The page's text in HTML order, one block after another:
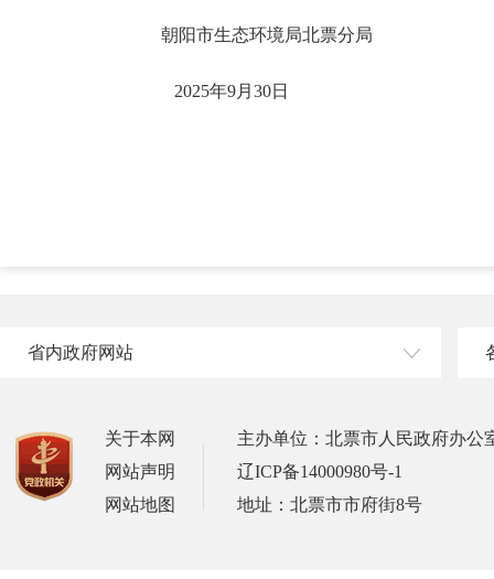
朝阳市生态环境局北票分局
2025年9月30日
省内政府网站
关于本网
网站声明
网站地图
主办单位：北票市人民政府办公
辽ICP备14000980号-1
地址：北票市市府街8号